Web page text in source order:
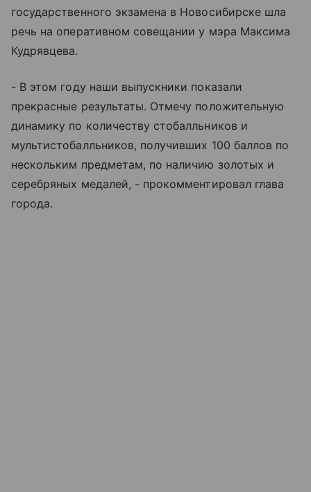
государственного экзамена в Новосибирске шла
речь на оперативном совещании у мэра Максима
Кудрявцева.
- В этом году наши выпускники показали
прекрасные результаты. Отмечу положительную
динамику по количеству стобалльников и
мультистобалльников, получивших 100 баллов по
нескольким предметам, по наличию золотых и
серебряных медалей, - прокомментировал глава
города.